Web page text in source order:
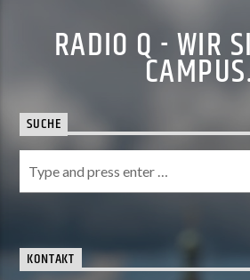
RADIO Q - WIR
SUCHE
KONTAKT